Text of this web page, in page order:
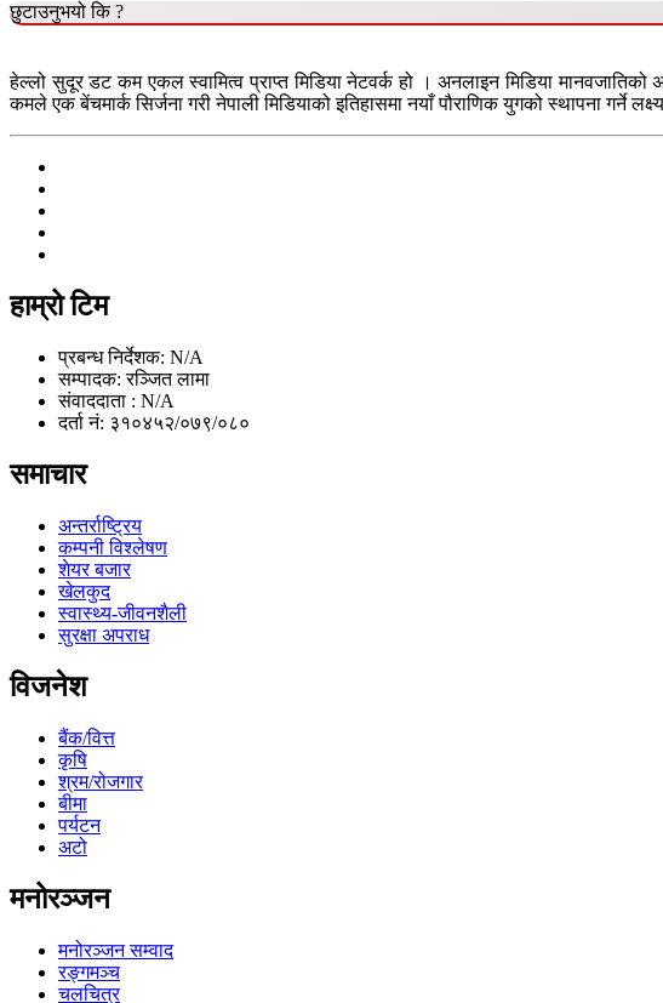
छुटाउनुभयो कि ?
हेल्लो सुदूर डट कम एकल स्वामित्व प्राप्त मिडिया नेटवर्क हो । अनलाइन मिडिया
कमले एक बेंचमार्क सिर्जना गरी नेपाली मिडियाको इतिहासमा नयाँ पौराणिक युगको स्थापना गर्ने
हाम्रो टिम
प्रबन्ध निर्देशक: N/A
सम्पादक: रञ्जित लामा
संवाददाता : N/A
दर्ता नं: ३१०४५२/०७९/०८०
समाचार
अन्तर्राष्ट्रिय
कम्पनी विश्लेषण
शेयर बजार
खेलकुद
स्वास्थ्य-जीवनशैली
सुरक्षा अपराध
विजनेश
बैंक/वित्त
कृषि
श्रम/रोजगार
बीमा
पर्यटन
अटो
मनोरञ्जन
मनोरञ्जन सम्वाद
रङ्गमञ्च
चलचित्र